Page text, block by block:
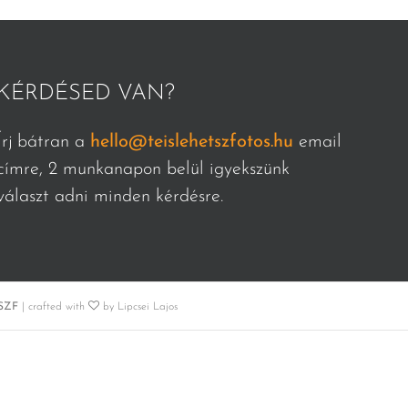
KÉRDÉSED VAN?
Írj bátran a hello@teislehetszfotos.hu email
2 munkanapon belül igyekszünk
adni minden kérdésre.
| crafted with by Lipcsei Lajos